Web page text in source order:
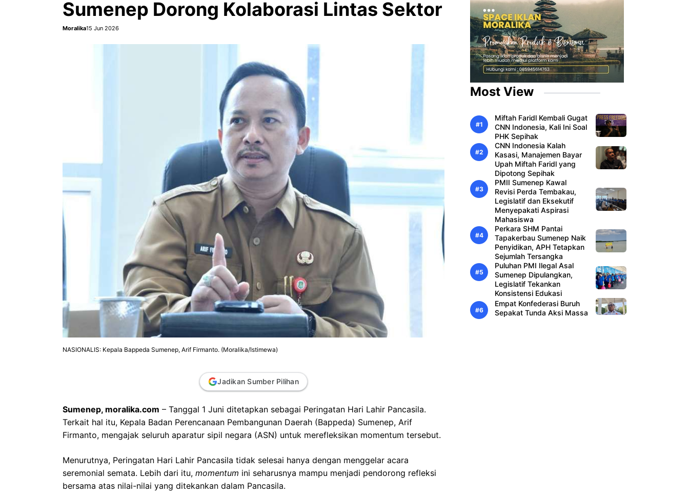
Sumenep Dorong Kolaborasi Lintas Sektor
Moralika15 Jun 2026
NASIONALIS: Kepala Bappeda Sumenep, Arif Firmanto. (Moralika/Istimewa)
Jadikan Sumber Pilihan
Sumenep, moralika.com – Tanggal 1 Juni ditetapkan sebagai Peringatan Hari Lahir Pancasila.
Terkait hal itu, Kepala Badan Perencanaan Pembangunan Daerah (Bappeda) Sumenep, Arif
Firmanto, mengajak seluruh aparatur sipil negara (ASN) untuk merefleksikan momentum tersebut.
Menurutnya, Peringatan Hari Lahir Pancasila tidak selesai hanya dengan menggelar acara
seremonial semata. Lebih dari itu, momentum ini seharusnya mampu menjadi pendorong refleksi
bersama atas nilai-nilai yang ditekankan dalam Pancasila.
Most View
Miftah Faridl Kembali Gugat
CNN Indonesia, Kali Ini Soal
PHK Sepihak
CNN Indonesia Kalah
Kasasi, Manajemen Bayar
Upah Miftah Faridl yang
Dipotong Sepihak
PMII Sumenep Kawal
Revisi Perda Tembakau,
Legislatif dan Eksekutif
Menyepakati Aspirasi
Mahasiswa
Perkara SHM Pantai
Tapakerbau Sumenep Naik
Penyidikan, APH Tetapkan
Sejumlah Tersangka
Puluhan PMI Ilegal Asal
Sumenep Dipulangkan,
Legislatif Tekankan
Konsistensi Edukasi
Empat Konfederasi Buruh
Sepakat Tunda Aksi Massa